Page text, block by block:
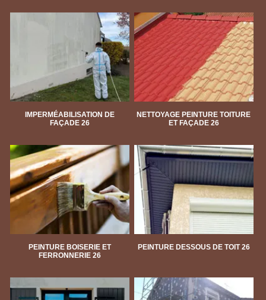
IMPERMÉABILISATION DE
FAÇADE 26
NETTOYAGE PEINTURE TOITURE
ET FAÇADE 26
PEINTURE BOISERIE ET
FERRONNERIE 26
PEINTURE DESSOUS DE TOIT 26